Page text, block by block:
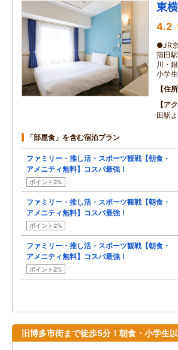
東
4.2
●JR
蒲田
川・
小学
住所
ア
田駅
「部屋食」を含む宿泊プラン
ファミリー・推し活・スポーツ観戦【朝食・
アメニティ無料】コスパ最強！
ポイント2%
ファミリー・推し活・スポーツ観戦【朝食・
アメニティ無料】コスパ最強！
ポイント2%
ファミリー・推し活・スポーツ観戦【朝食・
アメニティ無料】コスパ最強！
ポイント2%
旧博多市街まで徒歩5分！朝食・小学生